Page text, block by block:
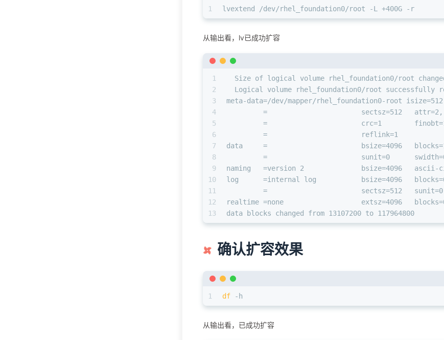
1 lvextend /dev/rhel_foundation0/root -L +400G -r
从输出看，lv已成功扩容
1
2
3
4
5
6
7
8
9
10
11
12
13
Size of logical volume rhel_foundation0/root
Logical volume rhel_foundation0/root successfully
meta-data=/dev/mapper/rhel_foundation0-root
=                       sectsz=512
=                       crc=1
         =                       reflink=1
data     =                       bsize=4096
=                       sunit=0
naming   =version 2              bsize=4096   ascii-
log      =internal log           bsize=4096
=                       sectsz=512
realtime =none                   extsz=4096
data blocks changed from 13107200 to 117964800
确认扩容效果
1 df -h
从输出看，已成功扩容